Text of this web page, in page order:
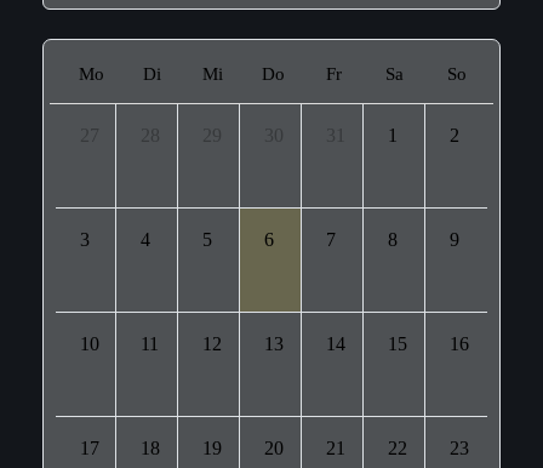
Mo Di Mi Do Fr Sa So
27 28 29 30 31 1 2
3 4 5 6 7 8 9
10 11 12 13 14 15 16
17 18 19 20 21 22 23